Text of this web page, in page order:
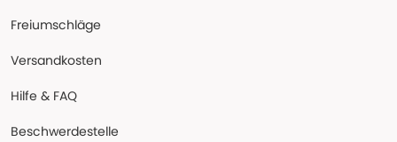
Freiumschläge
Versandkosten
Hilfe & FAQ
Beschwerdestelle